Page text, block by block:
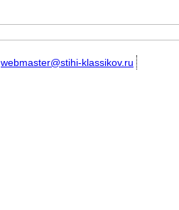
webmaster@stihi-klassikov.ru